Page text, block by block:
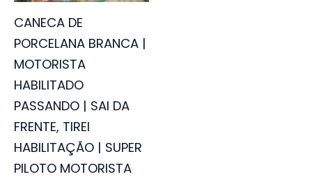
CANECA DE
PORCELANA BRANCA |
MOTORISTA
HABILITADO
PASSANDO | SAI DA
FRENTE, TIREI
HABILITAÇÃO | SUPER
PILOTO MOTORISTA